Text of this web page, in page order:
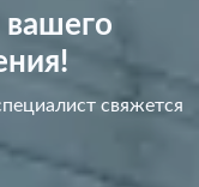
свяжется